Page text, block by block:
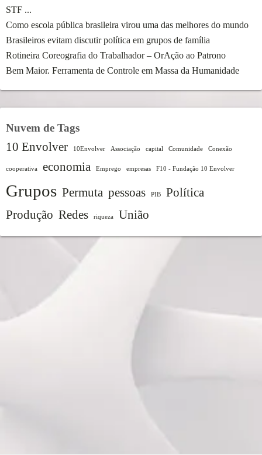
STF ...
Como escola pública brasileira virou uma das melhores do mundo
Brasileiros evitam discutir política em grupos de família
Rotineira Coreografia do Trabalhador – OrAção ao Patrono
Bem Maior. Ferramenta de Controle em Massa da Humanidade
Nuvem de Tags
10 Envolver 10Envolver Associação capital Comunidade Conexão
cooperativa economia Emprego empresas F10 - Fundação 10 Envolver
Grupos Permuta pessoas PIB
Política
Produção Redes riqueza União